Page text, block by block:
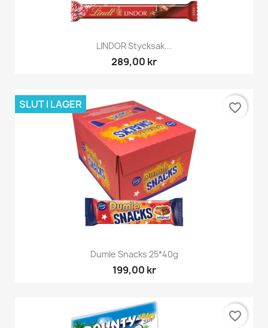
LINDOR Stycksak...
289,00 kr
Dumle Snacks 25*40g
199,00 kr
SLUT I LAGER favorite_border
favorite_border